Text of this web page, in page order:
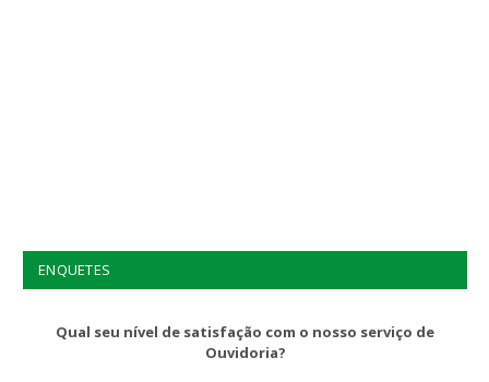
ENQUETES
Qual seu nível de satisfação com o nosso serviço de
Ouvidoria?